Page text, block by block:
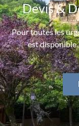
Devis &
Pour toutes les
est disponible